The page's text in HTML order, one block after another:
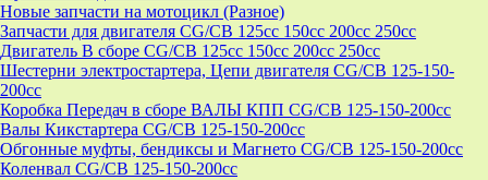
Новые запчасти на мотоцикл (Разное)
Запчасти для двигателя CG/CB 125cc 150cc 200cc 250cc
Двигатель В сборе CG/CB 125cc 150cc 200cc 250cc
Шестерни электростартера, Цепи двигателя CG/CB 125-150-
200cc
Коробка Передач в сборе ВАЛЫ КПП CG/CB 125-150-200cc
Валы Кикстартера CG/CB 125-150-200cc
Обгонные муфты, бендиксы и Магнето CG/CB 125-150-200cc
Коленвал CG/CB 125-150-200cc